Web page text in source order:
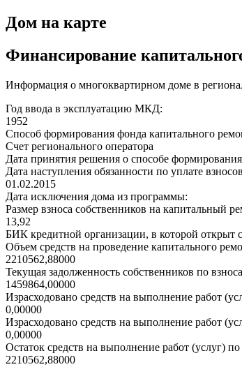
Дом на карте
Финансирование
Информация о многоквартирном доме в
Год ввода в эксплуатацию МКД:
1952
Способ формирования фонда капитального
Счет регионального оператора
Дата принятия решения о способе
Дата наступления обязанности по уплате
01.02.2015
Дата исключения дома из программы:
Размер взноса собственников на капитальный
13,92
БИК кредитной организации, в которой открыт
Объем средств на проведение капитального
2210562,88000
Текущая задолженность собственников по
1459864,00000
Израсходовано средств на выполнение работ
0,00000
Израсходовано средств на выполнение работ
0,00000
Остаток средств на выполнение работ (услуг)
2210562,88000